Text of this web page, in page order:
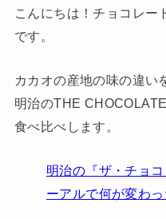
こんにちは！チョコレー
です。
カカオの産地の味の違い
明治のTHE
食べ比べします。
明治の『ザ・チョ
ーアルで何が変わっ